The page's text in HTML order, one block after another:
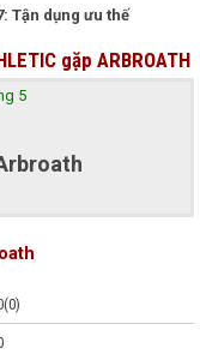
Tận dụng ưu thế
gặp ARBROATH
5